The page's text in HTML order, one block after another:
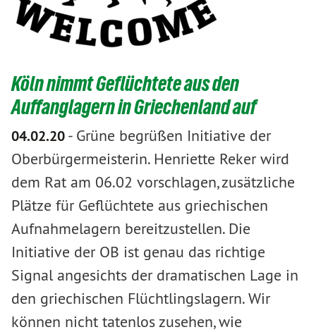
Köln nimmt Geflüchtete aus den
Auffanglagern in Griechenland auf
04.02.20- Grüne begrüßen Initiative der
Oberbürgermeisterin. Henriette Reker wird
dem Rat am 06.02 vorschlagen, zusätzliche
Plätze für Geflüchtete aus griechischen
Aufnahmelagern bereitzustellen. Die
Initiative der OB ist genau das richtige
Signal angesichts der dramatischen Lage in
den griechischen Flüchtlingslagern. Wir
können nicht tatenlos zusehen, wie